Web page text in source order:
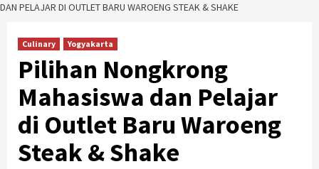
DAN PELAJAR DI OUTLET BARU WAROENG STEAK & SHAKE
Culinary Yogyakarta
Pilihan Nongkrong
Mahasiswa dan Pelajar
di Outlet Baru Waroeng
Steak & Shake